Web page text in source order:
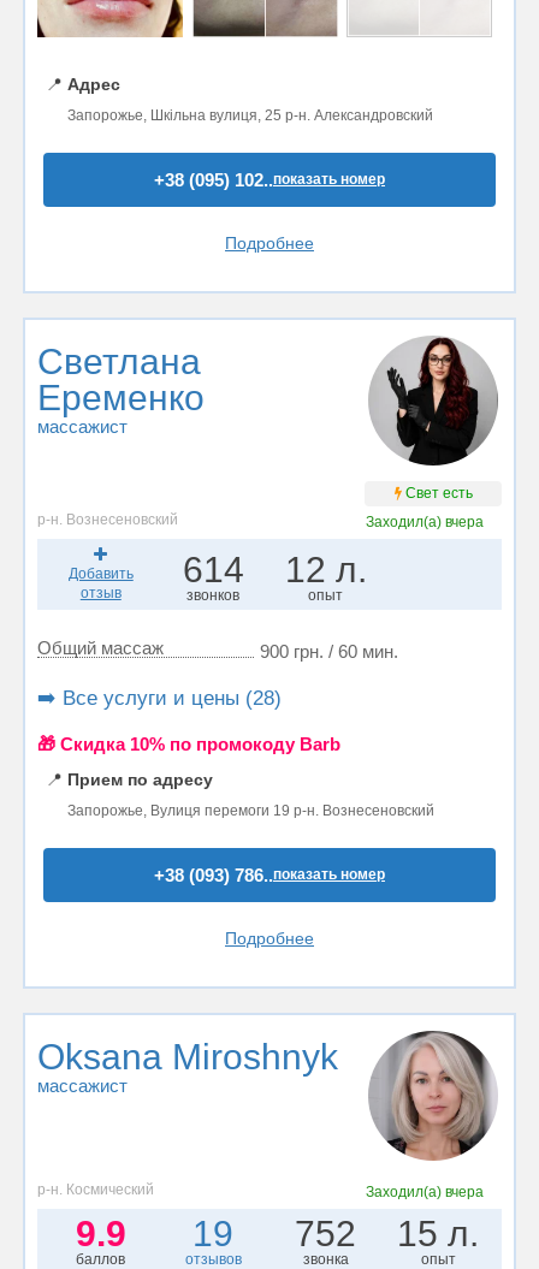
📍 Адрес
Запорожье, Шкільна вулиця, 25 р-н. Александровский
+38 (095) 102..показать номер
Подробнее
Светлана
Еременко
массажист
Свет есть
р-н. Вознесеновский
Заходил(а) вчера
Добавить
отзыв
614
звонков
12 л.
опыт
Общий массаж 900 грн. / 60 мин.
➡️ Все услуги и цены (28)
🎁 Cкидка 10% по промокоду Barb
📍 Прием по адресу
Запорожье, Вулиця перемоги 19 р-н. Вознесеновский
+38 (093) 786..показать номер
Подробнее
Oksana Miroshnyk
массажист
р-н. Космический Заходил(а) вчера
9.9
баллов
19
отзывов
752
звонка
15 л.
опыт